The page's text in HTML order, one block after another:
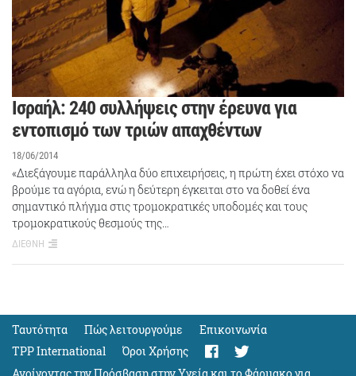
Ισραήλ: 240 συλλήψεις στην έρευνα για
εντοπισμό των τριών απαχθέντων
18/06/2014
«Διεξάγουμε παράλληλα δύο επιχειρήσεις, η πρώτη έχει στόχο να
βρούμε τα αγόρια, ενώ η δεύτερη έγκειται στο να δοθεί ένα
σημαντικό πλήγμα στις τρομοκρατικές υποδομές και τους
τρομοκρατικούς θεσμούς της…
ΔΙΕΘΝΗ
Ταυτότητα Πώς λειτουργούμε
Eπικοινωνία
TPP International
Όροι Χρήσης